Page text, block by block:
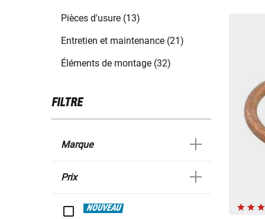
Pièces d'usure (13)
Entretien et maintenance (21)
Éléments de montage (32)
FILTRE
Marque
Prix
NOUVEAU